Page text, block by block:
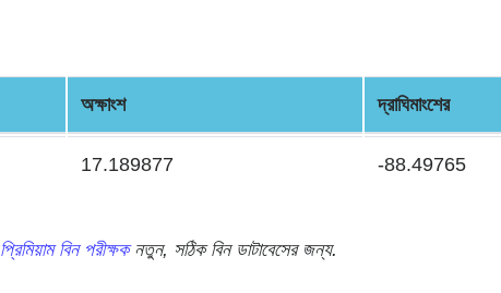
অক্ষাংশ দ্রাঘিমাংশের
17.189877 -88.49765
প্রিমিয়াম বিন পরীক্ষকনতুন, সঠিক বিন ডাটাবেসের জন্য.